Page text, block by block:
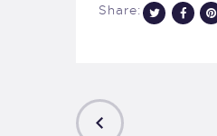
Share: